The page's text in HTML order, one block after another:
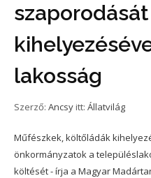
lakosság
Szerző: Ancsy itt: Állatvilág
Műfészkek, költőládák
önkormányzatok a
költését - írja a Magyar